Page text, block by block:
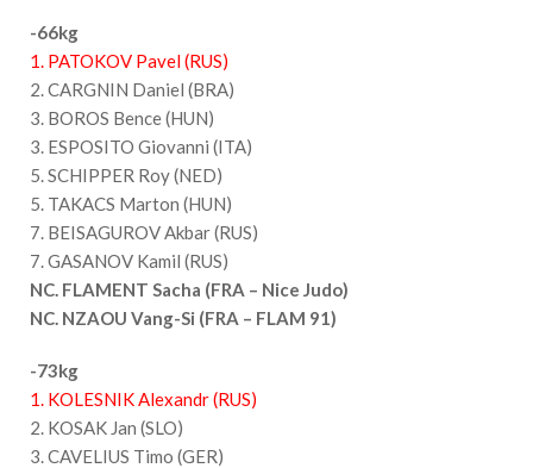
-66kg
1. PATOKOV Pavel (RUS)
2. CARGNIN Daniel (BRA)
3. BOROS Bence (HUN)
3. ESPOSITO Giovanni (ITA)
5. SCHIPPER Roy (NED)
5. TAKACS Marton (HUN)
7. BEISAGUROV Akbar (RUS)
7. GASANOV Kamil (RUS)
NC. FLAMENT Sacha (FRA – Nice Judo)
NC. NZAOU Vang-Si (FRA – FLAM 91)
-73kg
1. KOLESNIK Alexandr (RUS)
2. KOSAK Jan (SLO)
3. CAVELIUS Timo (GER)